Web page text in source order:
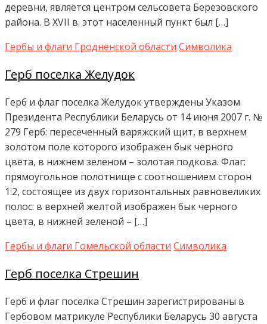
деревни, является центром сельсовета Березовского
района. В XVII в. этот населенный пункт был […]
Гербы и флаги Гродненской области Символика
Герб поселка Желудок
Герб и флаг поселка Желудок утверждены Указом
Президента Республики Беларусь от 14 июня 2007 г. №
279 Герб: пересеченный варяжский щит, в верхнем
золотом поле которого изображен бык черного
цвета, в нижнем зеленом – золотая подкова. Флаг:
прямоугольное полотнище с соотношением сторон
1:2, состоящее из двух горизонтальных равновеликих
полос: в верхней желтой изображен бык черного
цвета, в нижней зеленой – […]
Гербы и флаги Гомельской области Символика
Герб поселка Стрешин
Герб и флаг поселка Стрешин зарегистрированы в
Гербовом матрикуле Республики Беларусь 30 августа